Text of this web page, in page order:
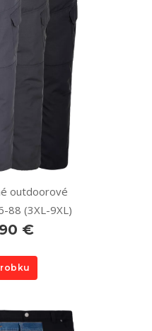
outdoorové
88 (3XL-9XL)
€